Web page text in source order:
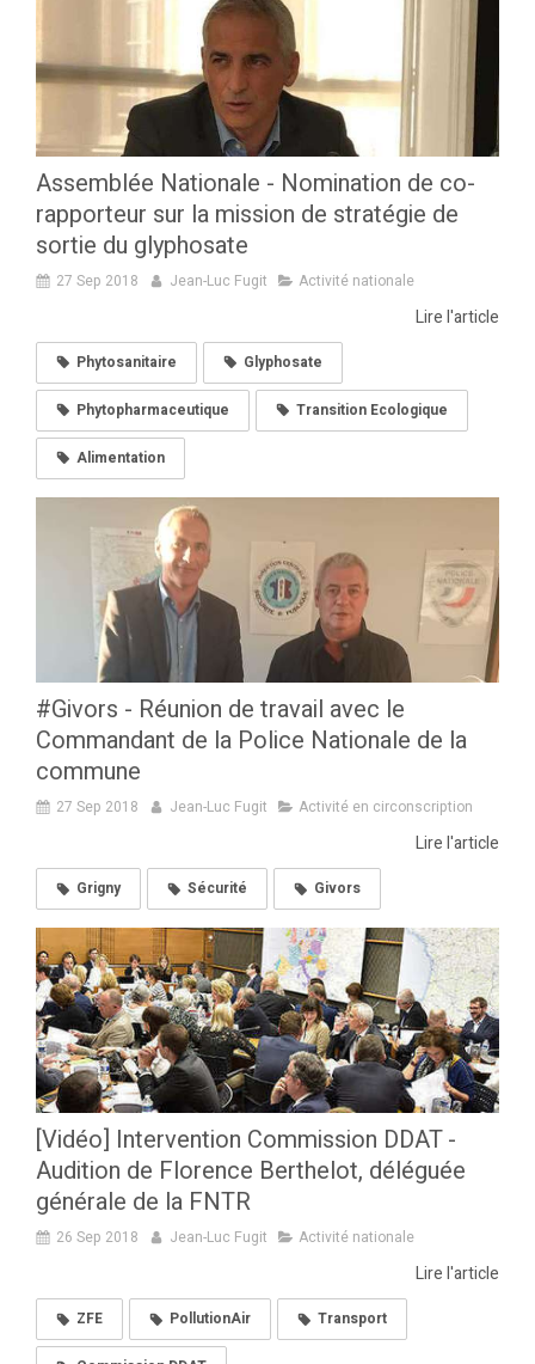
Assemblée Nationale - Nomination de co-
rapporteur sur la mission de stratégie de
sortie du glyphosate
27 Sep 2018 Jean-Luc Fugit Activité nationale
Lire l'article
Phytosanitaire Glyphosate
Phytopharmaceutique Transition Ecologique
Alimentation
#Givors - Réunion de travail avec le
Commandant de la Police Nationale de la
commune
27 Sep 2018 Jean-Luc Fugit Activité en circonscription
Lire l'article
Grigny Sécurité Givors
[Vidéo] Intervention Commission DDAT -
Audition de Florence Berthelot, déléguée
générale de la FNTR
26 Sep 2018 Jean-Luc Fugit Activité nationale
Lire l'article
ZFE PollutionAir Transport